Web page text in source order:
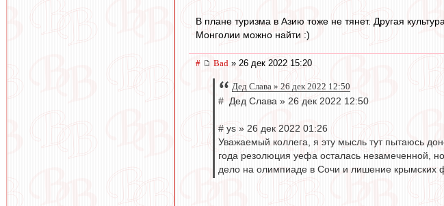
В плане туризма в Азию тоже не тянет. Другая
Монголии можно найти :)
# Bad » 26 дек 2022 15:20
Дед Слава » 26 дек 2022 12:50
# Дед Слава » 26 дек 2022 12:50
# ys » 26 дек 2022 01:26
Уважаемый коллега, я эту мысль тут пытаюсь
года резолюция уефа осталась незамеченной,
дело на олимпиаде в Сочи и лишение крымских